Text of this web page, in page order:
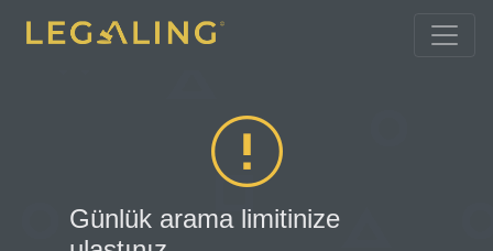
Günlük arama limitinize